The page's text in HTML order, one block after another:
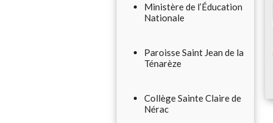
Ministère de l’Éducation
Nationale
Paroisse Saint Jean de la
Ténarèze
Collège Sainte Claire de
Nérac